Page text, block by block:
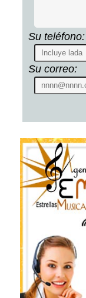
Su teléfono:
Su correo: